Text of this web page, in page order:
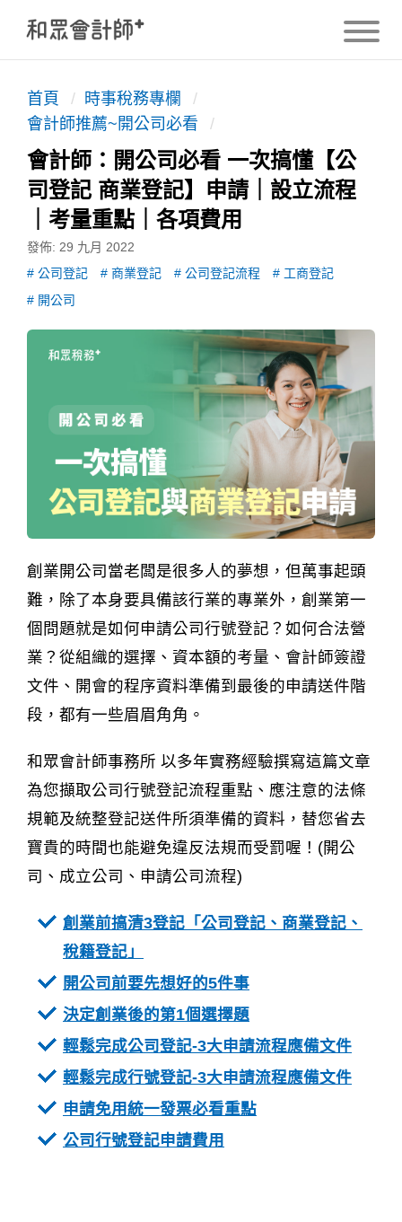
首頁 / 時事稅務專欄
/
會計師推薦~開公司必看
/
會計師：開公司必看 一次搞懂【公
司登記 商業登記】申請｜設立流程
｜考量重點｜各項費用
發佈: 29 九月 2022
公司登記
商業登記 公司登記流程
工商登記
開公司
創業開公司當老闆是很多人的夢想，但萬事起頭
難，除了本身要具備該行業的專業外，創業第一
個問題就是如何申請公司行號登記？如何合法營
業？從組織的選擇、資本額的考量、會計師簽證
文件、開會的程序資料準備到最後的申請送件階
段，都有一些眉眉角角。
和眾會計師事務所 以多年實務經驗撰寫這篇文章
為您擷取公司行號登記流程重點、應注意的法條
規範及統整登記送件所須準備的資料，替您省去
寶貴的時間也能避免違反法規而受罰喔！(開公
司、成立公司、申請公司流程)
創業前搞清3登記「公司登記、商業登記、
稅籍登記」
開公司前要先想好的5件事
決定創業後的第1個選擇題
輕鬆完成公司登記-3大申請流程應備文件
輕鬆完成行號登記-3大申請流程應備文件
申請免用統一發票必看重點
公司行號登記申請費用